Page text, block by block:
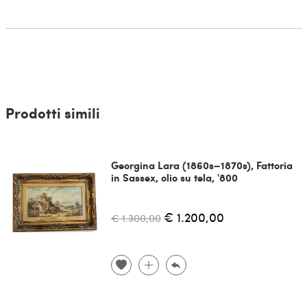
Prodotti simili
Georgina Lara (1860s–1870s), Fattoria
in Sassex, olio su tela, '800
€ 1.300,00 € 1.200,00